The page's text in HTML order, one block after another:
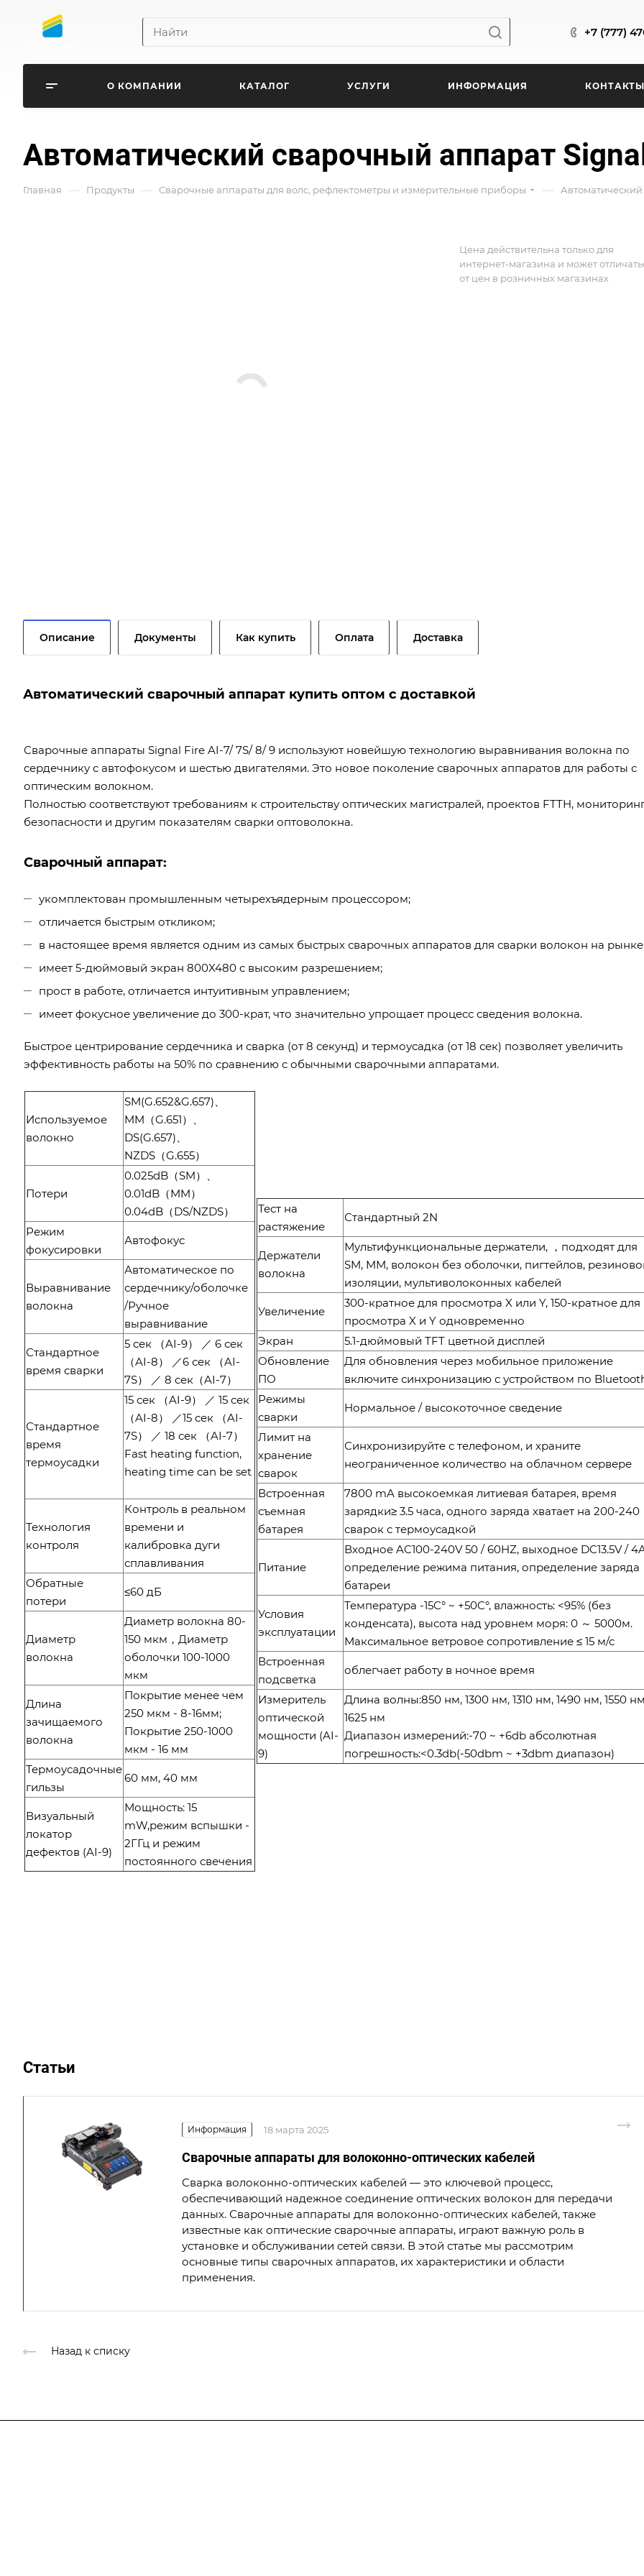
+7 (777)
О КОМПАНИИ КАТАЛОГ УСЛУГИ ИНФОРМАЦИЯ
Автоматический сварочный аппарат
Главная — Продукты — Сварочные аппараты для волс, рефлектометры и измерительные приборы —
Цена действительна только для
интернет-магазина и может
от цен в розничных магазинах
Описание Документы Как купить Оплата Доставка
Автоматический сварочный аппарат купить оптом с доставкой
Сварочные аппараты Signal Fire AI-7/ 7S/ 8/ 9 используют новейшую технологию выравнивания волокна по
сердечнику с автофокусом и шестью двигателями. Это новое поколение сварочных аппаратов для работы с
оптическим волокном.
Полностью соответствуют требованиям к строительству оптических магистралей, проектов FTTH,
безопасности и другим показателям сварки оптоволокна.
Сварочный аппарат:
укомплектован промышленным четырехъядерным процессором;
отличается быстрым откликом;
в настоящее время является одним из самых быстрых сварочных аппаратов для сварки волокон на
имеет 5-дюймовый экран 800X480 с высоким разрешением;
прост в работе, отличается интуитивным управлением;
имеет фокусное увеличение до 300-крат, что значительно упрощает процесс сведения волокна.
Быстрое центрирование сердечника и сварка (от 8 секунд) и термоусадка (от 18 сек) позволяет увеличить
эффективность работы на 50% по сравнению с обычными сварочными аппаратами.
Используемое
волокно
SM(G.652&G.657)、
MM（G.651）、
DS(G.657)、
NZDS（G.655）
Потери
0.025dB（SM）、
0.01dB（MM）
0.04dB（DS/NZDS）
Режим
фокусировки
Автофокус
Выравнивание
волокна
Автоматическое по
сердечнику/оболочке
/Ручное
выравнивание
Стандартное
время сварки
5 сек （AI-9） ／ 6 сек
（AI-8） ／6 сек （AI-
7S） ／ 8 сек（AI-7）
Стандартное
время
термоусадки
15 сек （AI-9） ／ 15 сек
（AI-8） ／15 сек （AI-
7S） ／ 18 сек （AI-7）
Fast heating function,
heating time can be set
Технология
контроля
Контроль в реальном
времени и
калибровка дуги
сплавливания
Обратные
потери
≤60 дБ
Диаметр
волокна
Диаметр волокна 80-
150 мкм，Диаметр
оболочки 100-1000
мкм
Длина
зачищаемого
волокна
Покрытие менее чем
250 мкм - 8-16мм;
Покрытие 250-1000
мкм - 16 мм
Термоусадочные
гильзы
60 мм, 40 мм
Визуальный
локатор
дефектов (AI-9)
Мощность: 15
mW,режим вспышки -
2ГГц и режим
постоянного свечения
Тест на
растяжение
Стандартный 2N
Держатели
волокна
Мультифункциональные держатели, ，подходят для
SM, MM, волокон без оболочки, пигтейлов,
изоляции, мультиволоконных кабелей
Увеличение
300-кратное для просмотра X или Y, 150-кратное для
просмотра X и Y одновременно
Экран
5.1-дюймовый TFT цветной дисплей
Обновление
ПО
Для обновления через мобильное приложение
включите синхронизацию с устройством по
Режимы
сварки
Нормальное / высокоточное сведение
Лимит на
хранение
сварок
Синхронизируйте с телефоном, и храните
неограниченное количество на облачном сервере
Встроенная
съемная
батарея
7800 mA высокоемкая литиевая батарея, время
зарядки≥ 3.5 часа, одного заряда хватает на 200-240
сварок с термоусадкой
Питание
Входное AC100-240V 50 / 60HZ, выходное DC13.5V /
определение режима питания, определение заряда
батареи
Условия
эксплуатации
Температура -15C° ~ +50C°, влажность: <95% (без
конденсата), высота над уровнем моря: 0 ～ 5000м.
Максимальное ветровое сопротивление ≤ 15 м/с
Встроенная
подсветка
облегчает работу в ночное время
Измеритель
оптической
мощности (AI-
9)
Длина волны:850 нм, 1300 нм, 1310 нм, 1490 нм, 1550
1625 нм
Диапазон измерений:-70 ~ +6db абсолютная
погрешность:<0.3db(-50dbm ~ +3dbm диапазон)
Статьи
Информация 18 марта 2025
Сварочные аппараты для волоконно-оптических кабелей
Сварка волоконно-оптических кабелей — это ключевой процесс,
обеспечивающий надежное соединение оптических волокон для передачи
данных. Сварочные аппараты для волоконно-оптических кабелей, также
известные как оптические сварочные аппараты, играют важную роль в
установке и обслуживании сетей связи. В этой статье мы рассмотрим
основные типы сварочных аппаратов, их характеристики и области
применения.
Назад к списку